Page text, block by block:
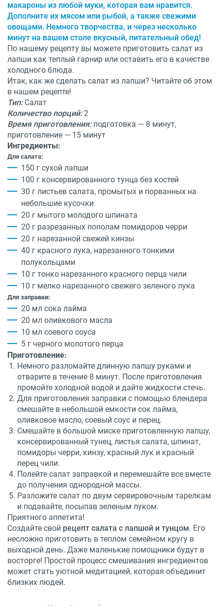
8 800 3333 887
макароны из любой муки, которая вам нравится.
Дополните их мясом или рыбой, а также свежими
овощами. Немного творчества, и через несколько
минут на вашем столе вкусный, питательный обед!
По нашему рецепту вы можете приготовить салат из
лапши как теплый гарнир или оставить его в качестве
холодного блюда.
Итак, как же сделать салат из лапши? Читайте об этом
в нашем рецепте!
Тип: Салат
Количество порций: 2
Время приготовления:подготовка — 8 минут,
приготовление — 15 минут
Ингредиенты:
Для салата:
150 г сухой лапши
100 г консервированного тунца без костей
30 г листьев салата, промытых и порванных на
небольшие кусочки
20 г мытого молодого шпината
20 г разрезанных пополам помидоров черри
20 г нарезанной свежей кинзы
40 г красного лука, нарезанного тонкими
полукольцами
10 г тонко нарезанного красного перца чили
10 г мелко нарезанного свежего зеленого лука
Для заправки:
20 мл сока лайма
20 мл оливкового масла
10 мл соевого соуса
5 г черного молотого перца
Приготовление:
Немного разломайте длинную лапшу руками и
отварите в течение 8 минут. После приготовления
промойте холодной водой и дайте жидкости стечь.
Для приготовления заправки с помощью блендера
смешайте в небольшой емкости сок лайма,
оливковое масло, соевый соус и перец.
Смешайте в большой миске приготовленную лапшу,
консервированный тунец, листья салата, шпинат,
помидоры черри, кинзу, красный лук и красный
перец чили.
Полейте салат заправкой и перемешайте все вместе
до получения однородной массы.
Разложите салат по двум сервировочным тарелкам
и подавайте, посыпав зеленым луком.
Приятного аппетита!
Создайте свой рецепт салата с лапшой и тунцом. Его
несложно приготовить в теплом семейном кругу в
выходной день. Даже маленькие помощники будут в
восторге! Простой процесс смешивания ингредиентов
может стать уютной медитацией, которая объединит
близких людей.